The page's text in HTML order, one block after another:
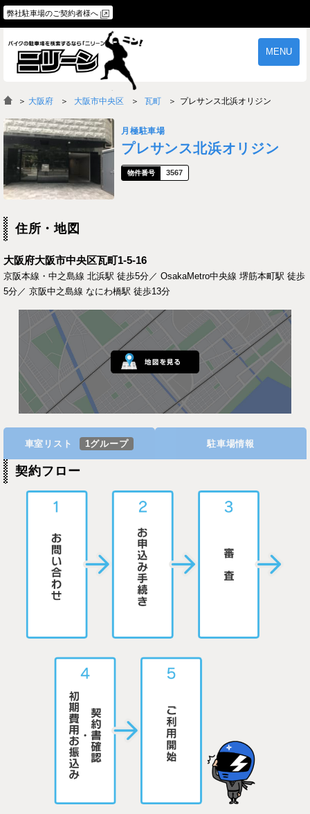
弊社駐車場のご契約者様へ
MENU
物件一覧 ご契約の流れ
よくあるご質問
＞ 大阪府 大阪市中央区 瓦町 プレサンス北浜オリジン
月極駐車場
プレサンス北浜オリジン
3567
住所・地図
大阪府大阪市中央区瓦町1-5-16
京阪本線・中之島線 北浜駅 徒歩5分／ OsakaMetro中央線 堺筋本町駅 徒歩
5分／ 京阪中之島線 なにわ橋駅 徒歩13分
車室リスト 1グループ 駐車場情報
契約フロー